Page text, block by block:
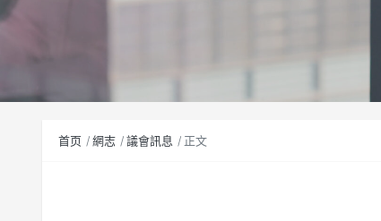
首页 網志 議會訊息 正文